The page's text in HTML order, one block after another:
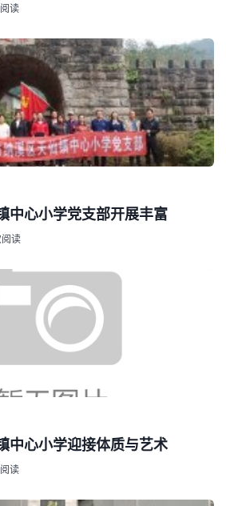
读
中心小学党支部开展丰富
读
中心小学迎接体质与艺术
读